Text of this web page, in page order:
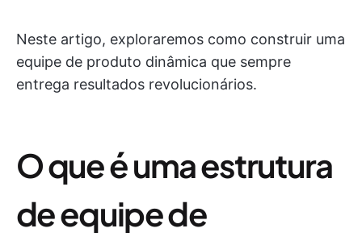
Neste artigo, exploraremos como construir uma
equipe de produto dinâmica que sempre
entrega resultados revolucionários.
O que é uma estrutura
de equipe de